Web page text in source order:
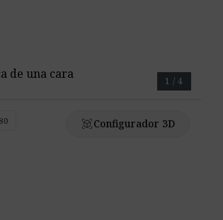
de una cara
view_in_arConfigurador 3D
1 / 4